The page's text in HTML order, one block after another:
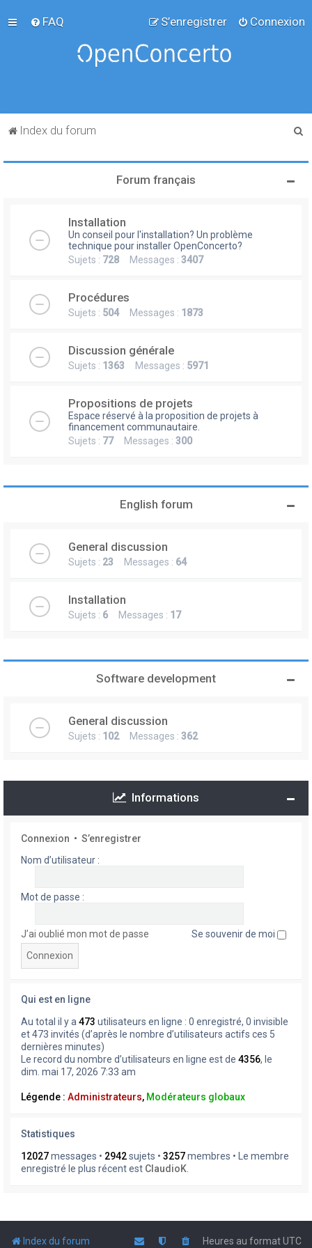
FAQ Connexion
S’enregistrer
Index du forum
Forum français
Installation
Un conseil pour l'installation? Un problème
technique pour installer OpenConcerto?
Sujets : 728 Messages : 3407
Procédures
Sujets : 504Messages : 1873
Discussion générale
Sujets : 1363 Messages : 5971
Propositions de projets
Espace réservé à la proposition de projets à
financement communautaire.
Sujets : 77Messages : 300
English forum
General discussion
Sujets : 23 Messages : 64
Installation
Sujets : 6 Messages : 17
Software development
General discussion
Sujets : 102Messages : 362
Informations
Connexion • S’enregistrer
Nom d’utilisateur :
Mot de passe :
J’ai oublié mon mot de passe Se souvenir de moi
Qui est en ligne
Au total il y a 473 utilisateurs en ligne : 0 enregistré, 0 invisible
et 473 invités (d’après le nombre d’utilisateurs actifs ces 5
dernières minutes)
Le record du nombre d’utilisateurs en ligne est de 4356, le
dim. mai 17, 2026 7:33 am
Légende : Administrateurs, Modérateurs globaux
Statistiques
12027messages • 2942sujets • 3257membres • Le membre
enregistré le plus récent est ClaudioK
Index du forum Heures au formatUTC